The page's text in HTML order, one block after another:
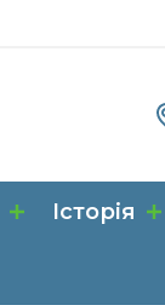
Історія